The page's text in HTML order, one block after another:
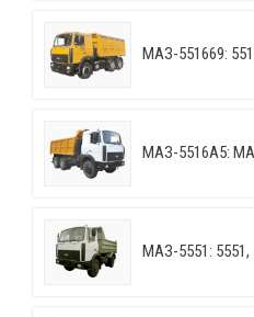
МАЗ-551669:
МАЗ-5516А5:
МАЗ-5551: 5551,